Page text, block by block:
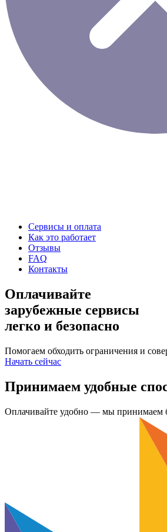
Сервисы и оплата
Как это работает
Отзывы
FAQ
Контакты
Оплачивайте
зарубежные сервисы
легко и безопасно
Помогаем обходить ограничения и
Начать сейчас
Принимаем удобные
Оплачивайте удобно — мы принимаем